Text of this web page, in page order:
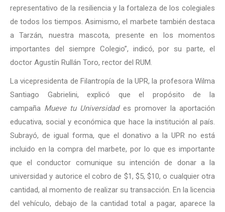
representativo de la resiliencia y la fortaleza de los colegiales
de todos los tiempos. Asimismo, el marbete también destaca
a Tarzán, nuestra mascota, presente en los momentos
importantes del siempre Colegio”, indicó, por su parte, el
doctor Agustín Rullán Toro, rector del RUM.
La vicepresidenta de Filantropía de la UPR, la profesora Wilma
Santiago Gabrielini, explicó que el propósito de la
campaña Mueve tu Universidades promover la aportación
educativa, social y económica que hace la institución al país.
Subrayó, de igual forma, que el donativo a la UPR no está
incluido en la compra del marbete, por lo que es importante
que el conductor comunique su intención de donar a la
universidad y autorice el cobro de $1, $5, $10, o cualquier otra
cantidad, al momento de realizar su transacción. En la licencia
del vehículo, debajo de la cantidad total a pagar, aparece la